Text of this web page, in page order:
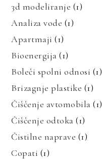
3d modeliranje (1)
Analiza vode (1)
Apartmaji (1)
Bioenergija (1)
Boleči spolni odnosi (1)
Brizagnje plastike (1)
Čiščenje avtomobila (1)
Čiščenje odtoka (1)
Čistilne naprave (1)
Copati (1)